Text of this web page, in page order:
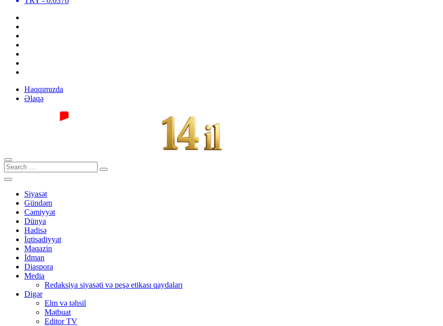
Haqqımızda
Əlaqə
Siyasət
Gündəm
Cəmiyyət
Dünya
Hadisə
İqtisadiyyat
Maqazin
İdman
Diaspora
Media
Redaksiya siyasəti və peşə etikası qaydaları
Digər
Elm və təhsil
Mətbuat
Editor TV